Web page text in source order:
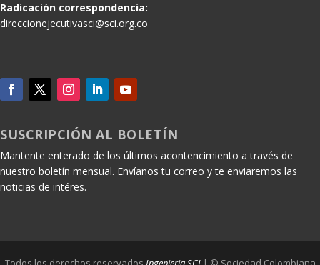
Radicación correspondencia:
direccionejecutivasci@sci.org.co
SUSCRIPCIÓN AL BOLETÍN
Mantente enterado de los últimos acontencimiento a través de
nuestro boletín mensual. Envíanos tu correo y te enviaremos las
noticias de intéres.